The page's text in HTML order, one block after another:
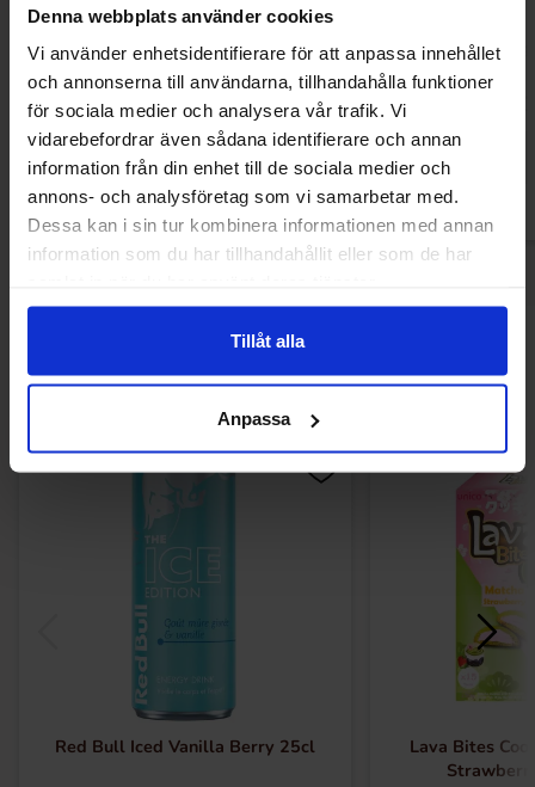
Denna webbplats använder cookies
Vi använder enhetsidentifierare för att anpassa innehållet
och annonserna till användarna, tillhandahålla funktioner
för sociala medier och analysera vår trafik. Vi
vidarebefordrar även sådana identifierare och annan
information från din enhet till de sociala medier och
annons- och analysföretag som vi samarbetar med.
Dessa kan i sin tur kombinera informationen med annan
information som du har tillhandahållit eller som de har
Tillåt alla
Anpassa
Tweek Sour Supreme 80g
29.90 kr
Kjøp
Pistols
Andre kjøpte også
Red Bull Iced Vanilla Berry 25cl
Lava Bites